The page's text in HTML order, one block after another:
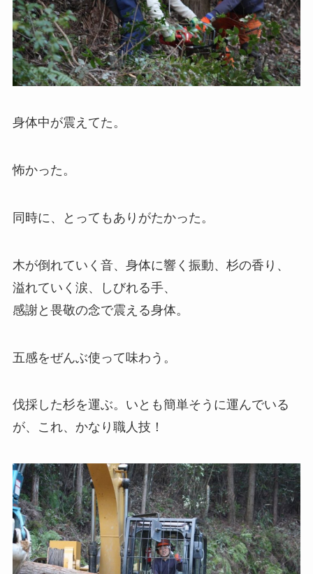
身体中が震えてた。
怖かった。
同時に、とってもありがたかった。
木が倒れていく音、身体に響く振動、杉の香り、
溢れていく涙、しびれる手、
感謝と畏敬の念で震える身体。
五感をぜんぶ使って味わう。
伐採した杉を運ぶ。いとも簡単そうに運んでいる
が、これ、かなり職人技！